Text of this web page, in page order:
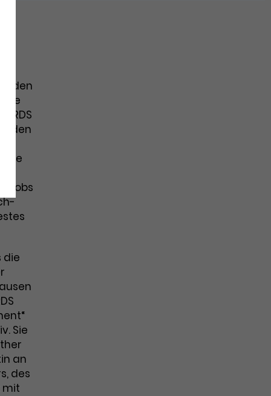
die
den
die
Sie
an
des
mit